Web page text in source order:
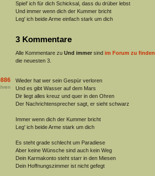
Spiel' ich für dich Schicksal, dass du drüber lebst
Und immer wenn dich der Kummer bricht
Leg' ich beide Arme einfach stark um dich
3 Kommentare
Alle Kommentare zu Und immersind im Forum zu finden
die neuesten 3.
Wieder hat wer sein Gespür verloren
Und es gibt Wasser auf dem Mars
Dir liegt alles kreuz und quer in den Ohren
Der Nachrichtensprecher sagt, er sieht schwarz
Immer wenn dich der Kummer bricht
Leg' ich beide Arme stark um dich
Es steht grade schlecht um Paradiese
Aber keine Wünsche sind auch kein Weg
Dein Karmakonto steht starr in den Miesen
Dein Hoffnungszimmer ist nicht gefegt